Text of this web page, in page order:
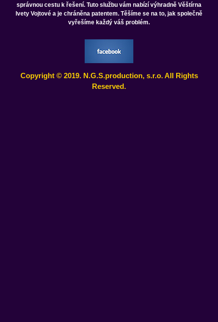
správnou cestu k řešení. Tuto službu vám nabízí výhradně Věštírna
Ivety Vojtové a je chráněna patentem. Těšíme se na to, jak společně
vyřešíme každý váš problém.
Copyright © 2019. N.G.S.production, s.r.o. All Rights
Reserved.